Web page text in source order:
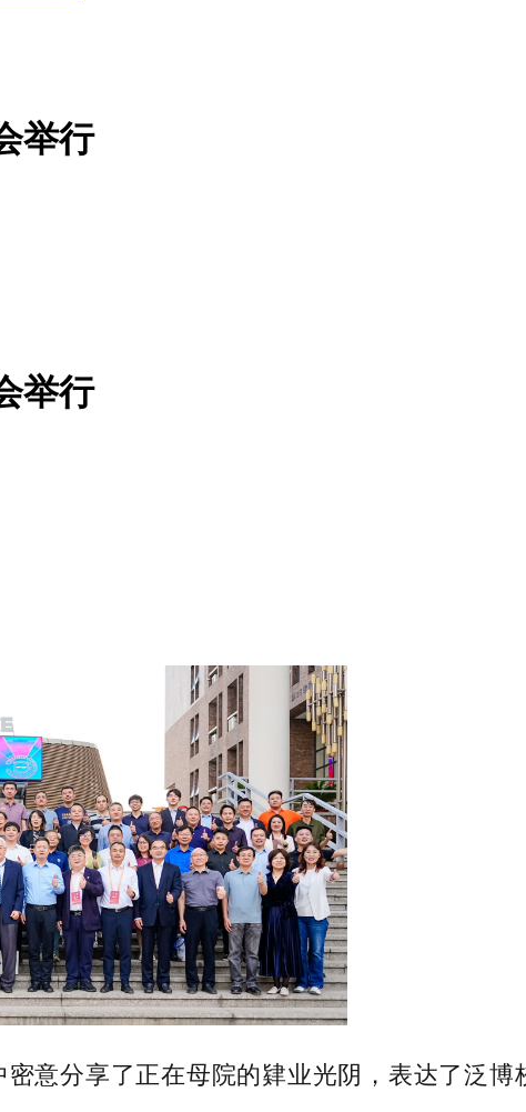
举行
举行
分享了正在母院的肄业光阴，表达了泛博